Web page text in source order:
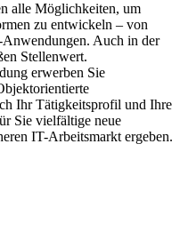
alle Möglichkeiten, um
zu entwickeln – von
Auch in der
Stellenwert.
erwerben Sie
Ihr Tätigkeitsprofil und Ihre
Sie vielfältige neue
IT-Arbeitsmarkt ergeben.